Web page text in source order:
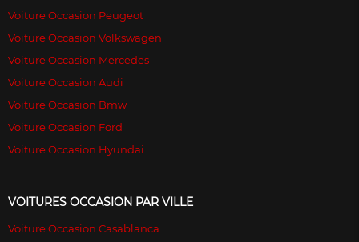
Voiture Occasion Peugeot
Voiture Occasion Volkswagen
Voiture Occasion Mercedes
Voiture Occasion Audi
Voiture Occasion Bmw
Voiture Occasion Ford
Voiture Occasion Hyundai
VOITURES OCCASION PAR VILLE
Voiture Occasion Casablanca